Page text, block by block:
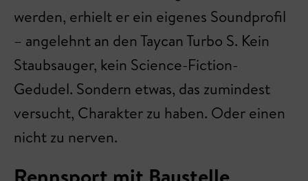
werden, erhielt er ein eigenes Soundprofil
– angelehnt an den Taycan Turbo S. Kein
Staubsauger, kein Science-Fiction-
Gedudel. Sondern etwas, das zumindest
versucht, Charakter zu haben. Oder einen
nicht zu nerven.